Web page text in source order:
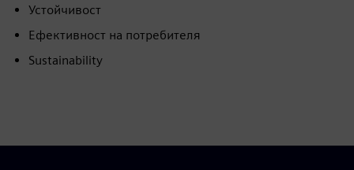
Устойчивост
Ефективност на потребителя
Sustainability